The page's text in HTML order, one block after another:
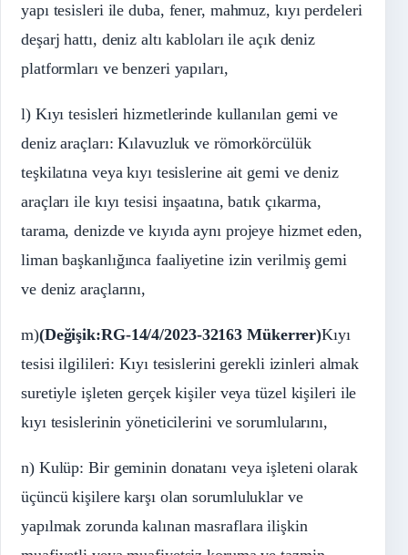
yapı tesisleri ile duba, fener, mahmuz, kıyı perdeleri
deşarj hattı, deniz altı kabloları ile açık deniz
platformları ve benzeri yapıları,
l) Kıyı tesisleri hizmetlerinde kullanılan gemi ve
deniz araçları: Kılavuzluk ve römorkörcülük
teşkilatına veya kıyı tesislerine ait gemi ve deniz
araçları ile kıyı tesisi inşaatına, batık çıkarma,
tarama, denizde ve kıyıda aynı projeye hizmet eden,
liman başkanlığınca faaliyetine izin verilmiş gemi
ve deniz araçlarını,
m)(Değişik:RG-14/4/2023-32163 Mükerrer)Kıyı
tesisi ilgilileri: Kıyı tesislerini gerekli izinleri almak
suretiyle işleten gerçek kişiler veya tüzel kişileri ile
kıyı tesislerinin yöneticilerini ve sorumlularını,
n) Kulüp: Bir geminin donatanı veya işleteni olarak
üçüncü kişilere karşı olan sorumluluklar ve
yapılmak zorunda kalınan masraflara ilişkin